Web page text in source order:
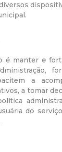
é manter e
a
a tomar
do